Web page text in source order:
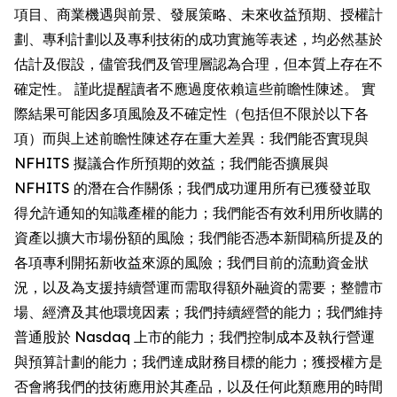
項目、商業機遇與前景、發展策略、未來收益預期、授權計
劃、專利計劃以及專利技術的成功實施等表述，均必然基於
估計及假設，儘管我們及管理層認為合理，但本質上存在不
確定性。 謹此提醒讀者不應過度依賴這些前瞻性陳述。 實
際結果可能因多項風險及不確定性（包括但不限於以下各
項）而與上述前瞻性陳述存在重大差異：我們能否實現與
NFHITS 擬議合作所預期的效益；我們能否擴展與
NFHITS 的潛在合作關係；我們成功運用所有已獲發並取
得允許通知的知識產權的能力；我們能否有效利用所收購的
資產以擴大市場份額的風險；我們能否憑本新聞稿所提及的
各項專利開拓新收益來源的風險；我們目前的流動資金狀
況，以及為支援持續營運而需取得額外融資的需要；整體市
場、經濟及其他環境因素；我們持續經營的能力；我們維持
普通股於 Nasdaq 上市的能力；我們控制成本及執行營運
與預算計劃的能力；我們達成財務目標的能力；獲授權方是
否會將我們的技術應用於其產品，以及任何此類應用的時間